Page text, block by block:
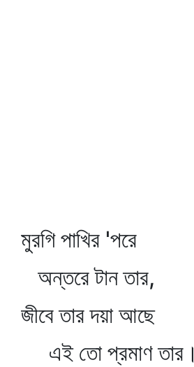
মুরগি পাখির 'পরে
অন্তরে টান তার,
জীবে তার দয়া আছে
এই তো প্রমাণ তার।